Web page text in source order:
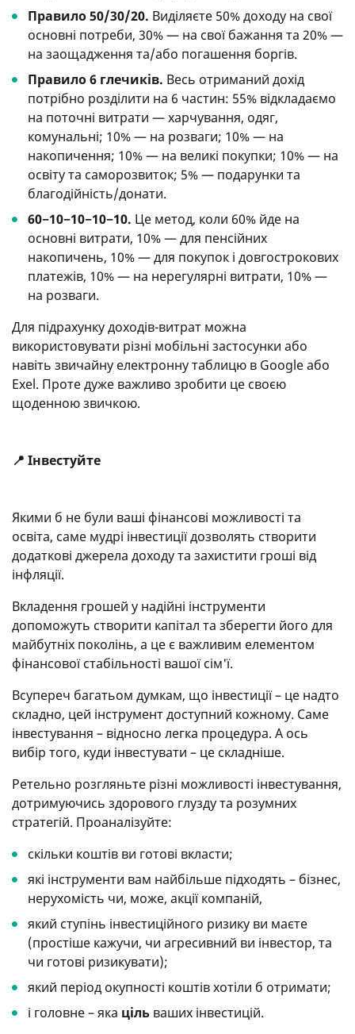
Правило 50/30/20. Виділяєте 50% доходу на свої
основні потреби, 30% — на свої бажання та 20% —
на заощадження та/або погашення боргів.
Правило 6 глечиків. Весь отриманий дохід
потрібно розділити на 6 частин: 55% відкладаємо
на поточні витрати — харчування, одяг,
комунальні; 10% — на розваги; 10% — на
накопичення; 10% — на великі покупки; 10% — на
освіту та саморозвиток; 5% — подарунки та
благодійність/донати.
60−10−10−10−10. Це метод, коли 60% йде на
основні витрати, 10% — для пенсійних
накопичень, 10% — для покупок і довгострокових
платежів, 10% — на нерегулярні витрати, 10% —
на розваги.
Для підрахунку доходів-витрат можна
використовувати різні мобільні застосунки або
навіть звичайну електронну таблицю в Google або
Exel. Проте дуже важливо зробити це своєю
щоденною звичкою.
📍 Інвестуйте
Якими б не були ваші фінансові можливості та
освіта, саме мудрі інвестиції дозволять створити
додаткові джерела доходу та захистити гроші від
інфляції.
Вкладення грошей у надійні інструменти
допоможуть створити капітал та зберегти його для
майбутніх поколінь, а це є важливим елементом
фінансової стабільності вашої сім'ї.
Всупереч багатьом думкам, що інвестиції – це надто
складно, цей інструмент доступний кожному. Саме
інвестування – відносно легка процедура. А ось
вибір того, куди інвестувати – це складніше.
Ретельно розгляньте різні можливості інвестування,
дотримуючись здорового глузду та розумних
стратегій. Проаналізуйте:
скільки коштів ви готові вкласти;
які інструменти вам найбільше підходять – бізнес,
нерухомість чи, може, акції компаній,
який ступінь інвестиційного ризику ви маєте
(простіше кажучи, чи агресивний ви інвестор, та
чи готові ризикувати);
який період окупності коштів хотіли б отримати;
і головне – яка ціль ваших інвестицій.